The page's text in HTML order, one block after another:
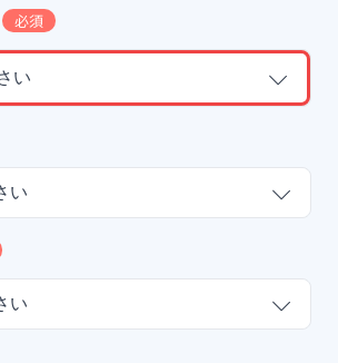
必須
い
い
い